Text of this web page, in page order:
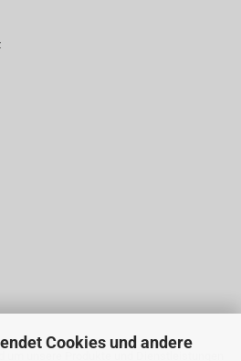
Cookies und andere
unsere Produkte und Dienstleistungen